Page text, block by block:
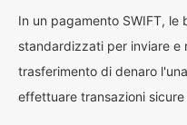
In un pagamento SWIFT, le
standardizzati per inviare e
trasferimento di denaro
effettuare transazioni